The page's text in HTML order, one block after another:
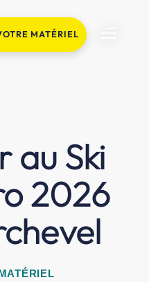
MATÉRIEL
au Ski
2026